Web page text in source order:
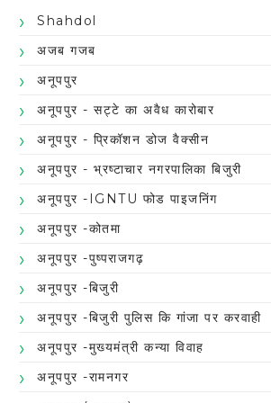
Shahdol
अजब गजब
अनूपपुर
अनूपपुर - सट्टे का अवैध कारोबार
अनूपपुर - प्रिकॉशन डोज वैक्सीन
अनूपपुर - भ्रष्टाचार नगरपालिका बिजुरी
अनूपपुर -IGNTU फोड पाइजनिंग
अनूपपुर -कोतमा
अनूपपुर -पुष्पराजगढ़
अनूपपुर -बिजुरी
अनूपपुर -बिजुरी पुलिस कि गांजा पर करवाही
अनूपपुर -मुख्यमंत्री कन्या विवाह
अनूपपुर -रामनगर